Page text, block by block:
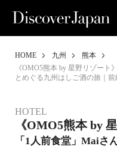
HOME 九州
熊本
《OMO5熊本 by 星野リゾー
とめぐる九州はしご酒の旅｜前
HOTEL
《OMO5熊本 by
「1人前食堂」Maiさ